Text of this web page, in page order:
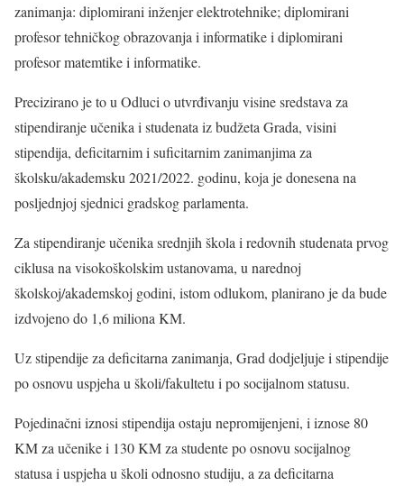
zanimanja: diplomirani inženjer elektrotehnike; diplomirani
profesor tehničkog obrazovanja i informatike i diplomirani
profesor matemtike i informatike.
Precizirano je to u Odluci o utvrđivanju visine sredstava za
stipendiranje učenika i studenata iz budžeta Grada, visini
stipendija, deficitarnim i suficitarnim zanimanjima za
školsku/akademsku 2021/2022. godinu, koja je donesena na
posljednjoj sjednici gradskog parlamenta.
Za stipendiranje učenika srednjih škola i redovnih studenata prvog
ciklusa na visokoškolskim ustanovama, u narednoj
školskoj/akademskoj godini, istom odlukom, planirano je da bude
izdvojeno do 1,6 miliona KM.
Uz stipendije za deficitarna zanimanja, Grad dodjeljuje i stipendije
po osnovu uspjeha u školi/fakultetu i po socijalnom statusu.
Pojedinačni iznosi stipendija ostaju nepromijenjeni, i iznose 80
KM za učenike i 130 KM za studente po osnovu socijalnog
statusa i uspjeha u školi odnosno studiju, a za deficitarna